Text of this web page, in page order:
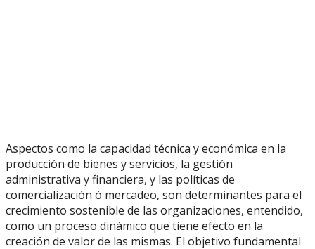
Aspectos como la capacidad técnica y económica en la
producción de bienes y servicios, la gestión
administrativa y financiera, y las políticas de
comercialización ó mercadeo, son determinantes para el
crecimiento sostenible de las organizaciones, entendido,
como un proceso dinámico que tiene efecto en la
creación de valor de las mismas. El objetivo fundamental